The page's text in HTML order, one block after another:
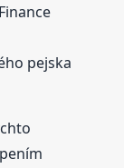
pejska